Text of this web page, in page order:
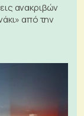
ανακριβών
από την